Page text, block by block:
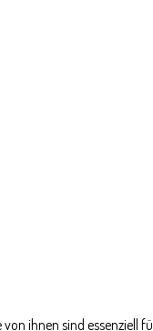
ihnen sind essenziell